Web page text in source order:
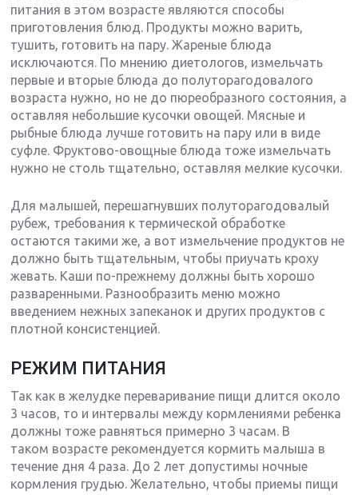
питания в этом возрасте являются способы
приготовления блюд. Продукты можно варить,
тушить, готовить на пару. Жареные блюда
исключаются. По мнению диетологов, измельчать
первые и вторые блюда до полуторагодовалого
возраста нужно, но не до пюреобразного состояния, а
оставляя небольшие кусочки овощей. Мясные и
рыбные блюда лучше готовить на пару или в виде
суфле. Фруктово-овощные блюда тоже измельчать
нужно не столь тщательно, оставляя мелкие кусочки.
Для малышей, перешагнувших полуторагодовалый
рубеж, требования к термической обработке
остаются такими же, а вот измельчение продуктов не
должно быть тщательным, чтобы приучать кроху
жевать. Каши по-прежнему должны быть хорошо
разваренными. Разнообразить меню можно
введением нежных запеканок и других продуктов с
плотной консистенцией.
РЕЖИМ ПИТАНИЯ
Так как в желудке переваривание пищи длится около
3 часов, то и интервалы между кормлениями ребенка
должны тоже равняться примерно 3 часам. В
таком возрасте рекомендуется кормить малыша в
течение дня 4 раза. До 2 лет допустимы ночные
кормления грудью. Желательно, чтобы приемы пищи